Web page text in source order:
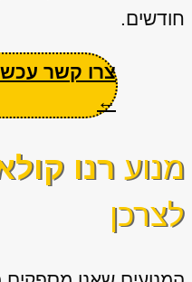
חודשים.
צרו קשר
←
מנוע רנו
לצרכן